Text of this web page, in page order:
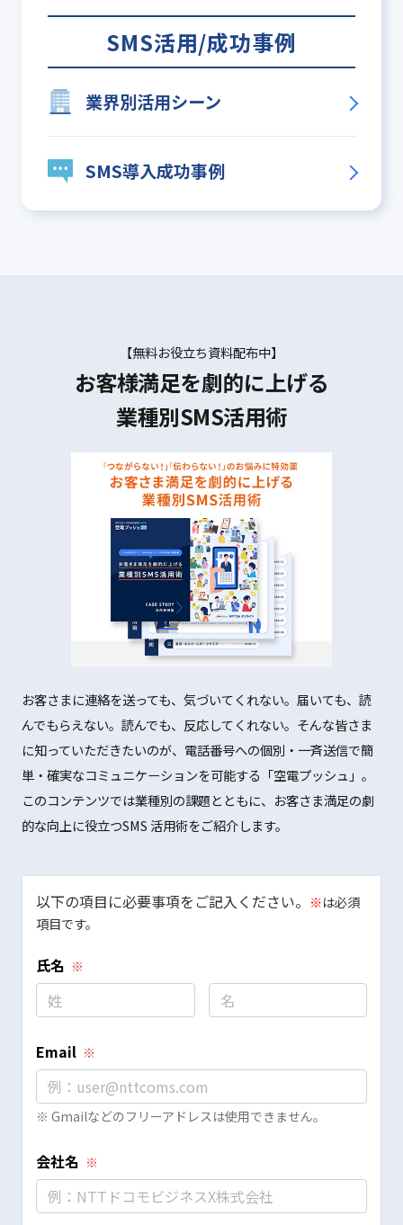
SMS活用/成功事例
業界別活用シーン
SMS導入成功事例
【無料お役立ち資料配布中】
お客様満足を劇的に上げる
業種別SMS活用術
お客さまに連絡を送っても、気づいてくれない。届いても、読
んでもらえない。読んでも、反応してくれない。そんな皆さま
に知っていただきたいのが、電話番号への個別・一斉送信で簡
単・確実なコミュニケーションを可能する「空電プッシュ」。
このコンテンツでは業種別の課題とともに、お客さま満足の劇
的な向上に役立つSMS 活用術をご紹介します。